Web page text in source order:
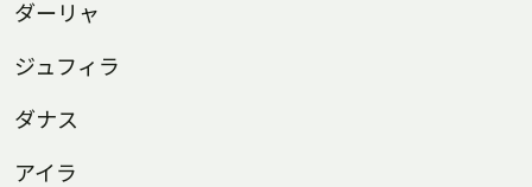
ダーリャ
ジュフィラ
ダナス
アイラ